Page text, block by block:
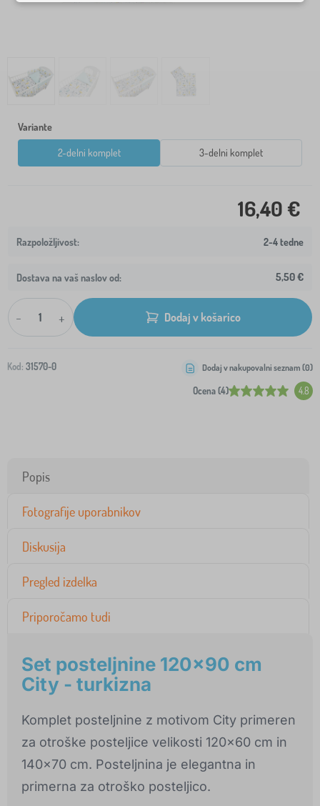
Variante
2-delni komplet 3-delni komplet
16,40 €
2-4 tedne
Dostava na vaš naslov od: 5,50 €
- + Dodaj v košarico
Kod: 31570-0
Ocena (4) 4.8
Dodaj v nakupovalni seznam (0)
Popis
Fotografije uporabnikov
Diskusija
Pregled izdelka
Priporočamo tudi
Set posteljnine 120x90 cm
City - turkizna
Komplet posteljnine z motivom City primeren
za otroške posteljice velikosti 120x60 cm in
140x70 cm. Posteljnina je elegantna in
primerna za otroško posteljico.